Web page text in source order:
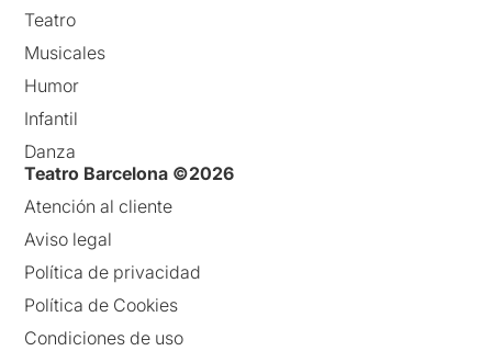
Teatro
Musicales
Humor
Infantil
Danza
Teatro Barcelona ©2026
Atención al cliente
Aviso legal
Política de privacidad
Política de Cookies
Condiciones de uso